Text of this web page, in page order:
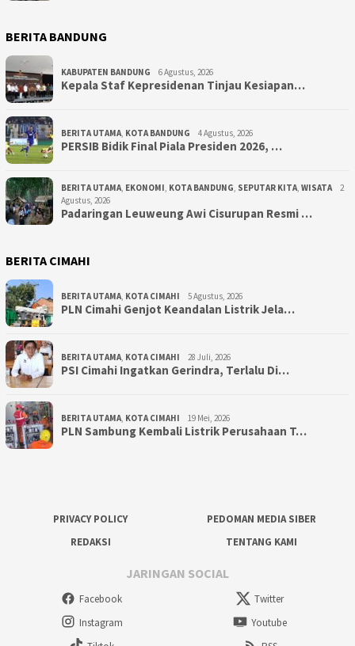
BERITA BANDUNG
KABUPATEN BANDUNG 6 Agustus, 2026
Kepala Staf Kepresidenan Tinjau Kesiapan…
BERITA UTAMA, KOTA BANDUNG 4 Agustus, 2026
PERSIB Bidik Final Piala Presiden 2026, …
BERITA UTAMA, EKONOMI, KOTA BANDUNG, SEPUTAR KITA, WISATA
2
Agustus, 2026
Padaringan Leuweung Awi Cisurupan Resmi …
BERITA CIMAHI
BERITA UTAMA, KOTA CIMAHI 5 Agustus, 2026
PLN Cimahi Genjot Keandalan Listrik Jela…
BERITA UTAMA, KOTA CIMAHI 28 Juli, 2026
PSI Cimahi Ingatkan Gerindra, Terlalu Di…
BERITA UTAMA, KOTA CIMAHI 19 Mei, 2026
PLN Sambung Kembali Listrik Perusahaan T…
PRIVACY POLICY
PEDOMAN MEDIA SIBER
REDAKSI
TENTANG KAMI
JARINGAN SOCIAL
Facebook
Twitter
Instagram
Youtube